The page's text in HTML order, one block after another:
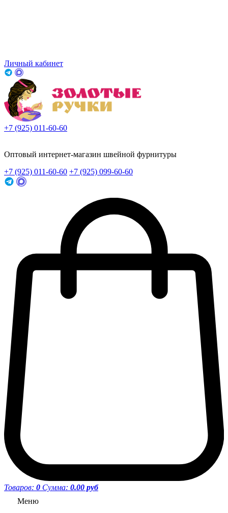
Личный кабинет
+7 (925) 011-60-60
Оптовый интернет-магазин швейной фурнитуры
+7 (925) 011-60-60 +7 (925) 099-60-60
Товаров: 0 Сумма: 0.00 руб
Меню